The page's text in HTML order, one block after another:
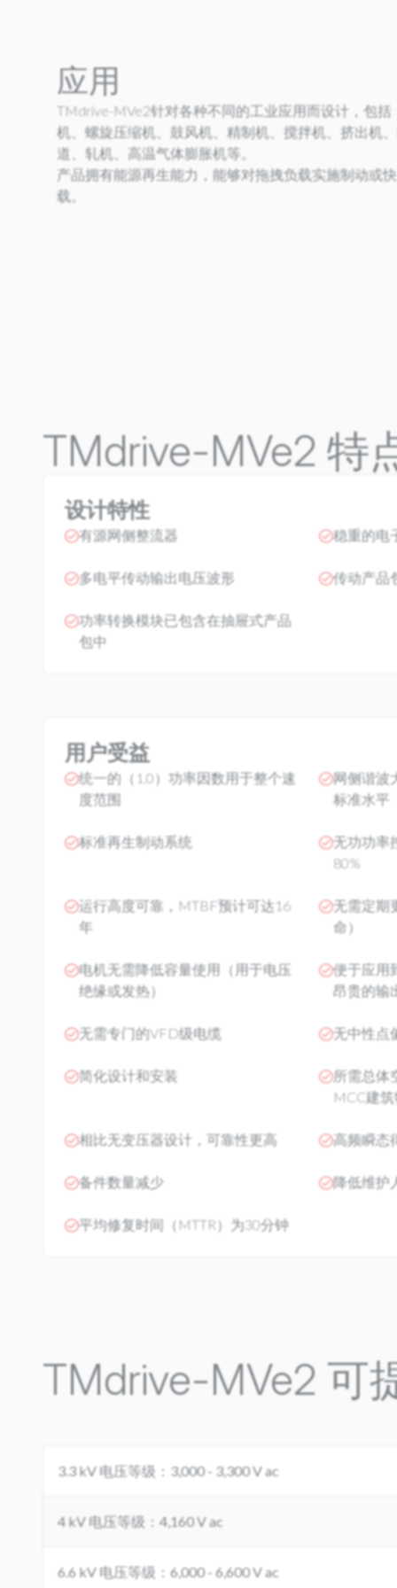
应用
TMdrive-MVe2针对各种不同的工业应用而设计，包
机、螺旋压缩机、鼓风机、精制机、搅拌机、挤出机
道、轧机、高温气体膨胀机等。
产品拥有能源再生能力，能够对拖拽负载实施制动或
载。
TMdrive-MVe2 特
设计特性
有源网侧整流器 稳重的电
多电平传动输出电压波形 传动产品
功率转换模块已包含在抽屉式产品
包中
用户受益
统一的（1.0）功率因数用于整个速
度范围
网侧谐波
标准水平
标准再生制动系统
无功功率
80%
运行高度可靠，MTBF预计可达16
年
无需定期
命）
电机无需降低容量使用（用于电压
绝缘或发热）
便于应用
昂贵的输
无需专门的VFD级电缆 无中性点
简化设计和安装
所需总体
MCC建
相比无变压器设计，可靠性更高 高频瞬态
备件数量减少 降低维护
平均修复时间（MTTR）为30分钟
TMdrive-MVe2 可
3.3 kV 电压等级：3,000 - 3,300 V ac
4 kV 电压等级：4,160 V ac
6.6 kV 电压等级：6,000 - 6,600 V ac